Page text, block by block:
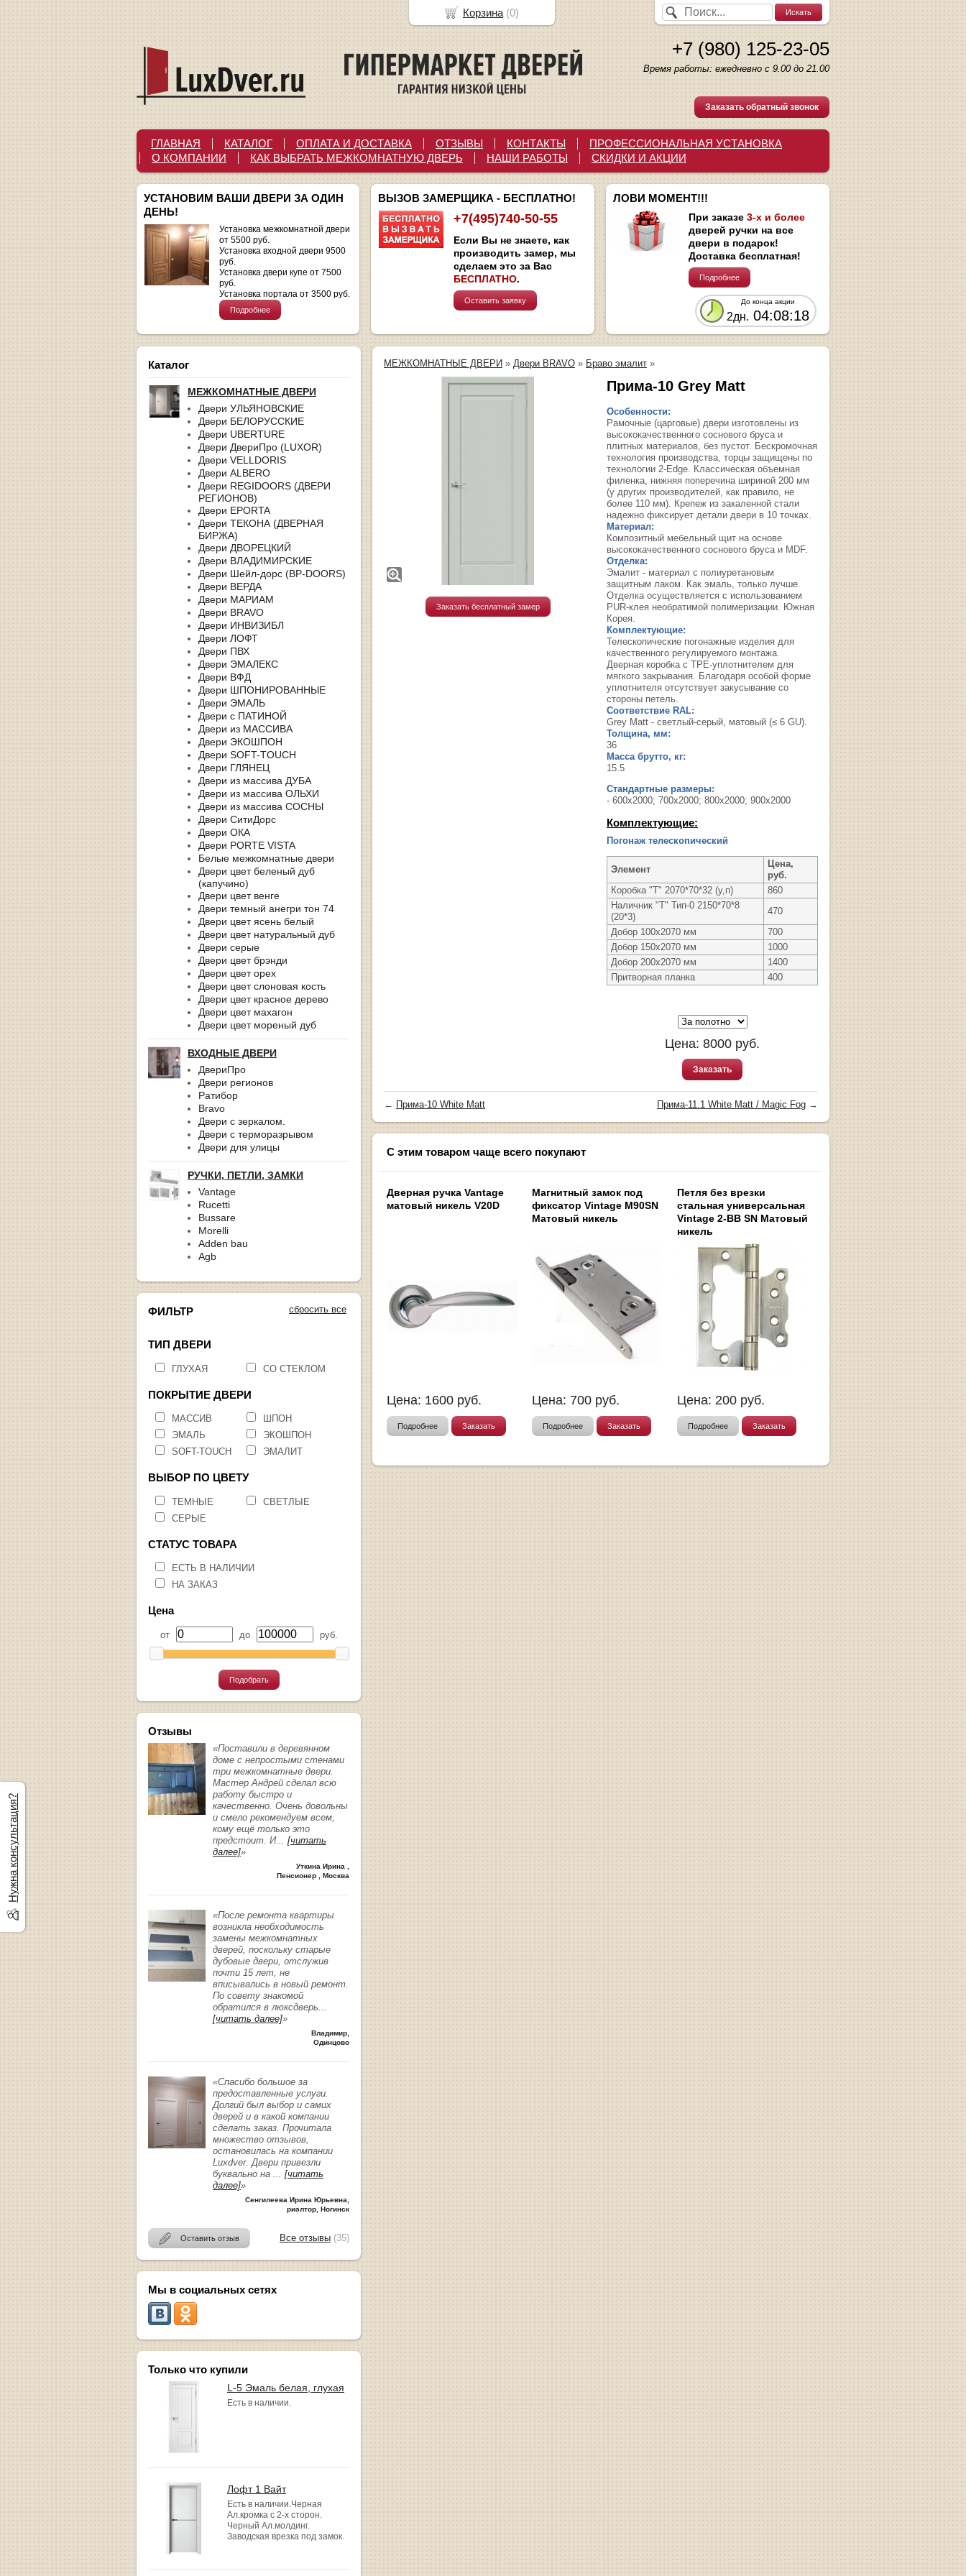
+7 (980) 125-23-05
Время работы: ежедневно с 9.00 до 21.00
Заказать обратный звонок
ГЛАВНАЯ КАТАЛОГ ОПЛАТА И ДОСТАВКА ОТЗЫВЫ КОНТАКТЫ
ПРОФЕССИОНАЛЬНАЯ УСТАНОВКА
О КОМПАНИИ
КАК ВЫБРАТЬ МЕЖКОМНАТНУЮ ДВЕРЬ НАШИ РАБОТЫ СКИДКИ И АКЦИИ
УСТАНОВИМ ВАШИ ДВЕРИ ЗА ОДИН
ДЕНЬ!
Установка межкомнатной двери
от 5500 руб.
Установка входной двери 9500
руб.
Установка двери купе от 7500
руб.
Установка портала от 3500 руб.
Подробнее
ВЫЗОВ ЗАМЕРЩИКА - БЕСПЛАТНО!
+7(495)740-50-55
Если Вы не знаете, как
производить замер, мы
сделаем это за Вас
БЕСПЛАТНО.
Оставить заявку
ЛОВИ МОМЕНТ!!!
При заказе 3-х и более
дверей ручки на все
двери в подарок!
Доставка бесплатная!
Подробнее
До конца акции
2дн. 04:08:17
Каталог
МЕЖКОМНАТНЫЕ ДВЕРИ
Двери УЛЬЯНОВСКИЕ
Двери БЕЛОРУССКИЕ
Двери UBERTURE
Двери ДвериПро (LUXOR)
Двери VELLDORIS
Двери ALBERO
Двери REGIDOORS (ДВЕРИ
РЕГИОНОВ)
Двери EPORTA
Двери ТЕКОНА (ДВЕРНАЯ
БИРЖА)
Двери ДВОРЕЦКИЙ
Двери ВЛАДИМИРСКИЕ
Двери Шейл-дорс (BP-DOORS)
Двери ВЕРДА
Двери МАРИАМ
Двери BRAVO
Двери ИНВИЗИБЛ
Двери ЛОФТ
Двери ПВХ
Двери ЭМАЛЕКС
Двери ВФД
Двери ШПОНИРОВАННЫЕ
Двери ЭМАЛЬ
Двери с ПАТИНОЙ
Двери из МАССИВА
Двери ЭКОШПОН
Двери SOFT-TOUCH
Двери ГЛЯНЕЦ
Двери из массива ДУБА
Двери из массива ОЛЬХИ
Двери из массива СОСНЫ
Двери СитиДорс
Двери ОКА
Двери PORTE VISTA
Белые межкомнатные двери
Двери цвет беленый дуб
(капучино)
Двери цвет венге
Двери темный анегри тон 74
Двери цвет ясень белый
Двери цвет натуральный дуб
Двери серые
Двери цвет брэнди
Двери цвет орех
Двери цвет слоновая кость
Двери цвет красное дерево
Двери цвет махагон
Двери цвет мореный дуб
ВХОДНЫЕ ДВЕРИ
ДвериПро
Двери регионов
Ратибор
Bravo
Двери с зеркалом.
Двери с терморазрывом
Двери для улицы
РУЧКИ, ПЕТЛИ, ЗАМКИ
Vantage
Rucetti
Bussare
Morelli
Adden bau
Agb
сбросить все
ФИЛЬТР
ТИП ДВЕРИ
ГЛУХАЯ СО СТЕКЛОМ
ПОКРЫТИЕ ДВЕРИ
МАССИВ
ШПОН
ЭМАЛЬ
ЭКОШПОН
SOFT-TOUCH
ЭМАЛИТ
ВЫБОР ПО ЦВЕТУ
ТЕМНЫЕ
СВЕТЛЫЕ
СЕРЫЕ
СТАТУС ТОВАРА
ЕСТЬ В НАЛИЧИИ
НА ЗАКАЗ
Цена
от до руб.
Подобрать
Отзывы
«Поставили в деревянном
доме с непростыми стенами
три межкомнатные двери.
Мастер Андрей сделал всю
работу быстро и
качественно. Очень довольны
и смело рекомендуем всем,
кому ещё только это
предстоит. И... [читать
далее]»
Уткина Ирина ,
Пенсионер , Москва
«После ремонта квартиры
возникла необходимость
замены межкомнатных
дверей, поскольку старые
дубовые двери, отслужив
почти 15 лет, не
вписывались в новый ремонт.
По совету знакомой
обратился в люксдверь...
[читать далее]»
Владимир,
Одинцово
«Спасибо большое за
предоставленные услуги.
Долгий был выбор и самих
дверей и в какой компании
сделать заказ. Прочитала
множество отзывов,
остановилась на компании
Luxdver. Двери привезли
буквально на ... [читать
далее]»
Сенгилеева Ирина Юрьевна,
риэлтор, Ногинск
Оставить отзыв Все отзывы (35)
Мы в социальных сетях
Только что купили
L-5 Эмаль белая, глухая
Есть в наличии.
Лофт 1 Вайт
Есть в наличии.Черная
Ал.кромка с 2-х сторон.
Черный Ал.молдинг.
Заводская врезка под замок.
МЕЖКОМНАТНЫЕ ДВЕРИ » Двери BRAVO » Браво эмалит »
Заказать бесплатный замер
Прима-10 Grey Matt
Особенности:
Рамочные (царговые) двери изготовлены из
высококачественного соснового бруса и
плитных материалов, без пустот. Бескромочная
технология производства, торцы защищены по
технологии 2-Edge. Классическая объемная
филенка, нижняя поперечина шириной 200 мм
(у других производителей, как правило, не
более 110 мм). Крепеж из закаленной стали
надежно фиксирует детали двери в 10 точках.
Материал:
Композитный мебельный щит на основе
высококачественного соснового бруса и MDF.
Отделка:
Эмалит - материал с полиуретановым
защитным лаком. Как эмаль, только лучше.
Отделка осуществляется с использованием
PUR-клея необратимой полимеризации. Южная
Корея.
Комплектующие:
Телескопические погонажные изделия для
качественного регулируемого монтажа.
Дверная коробка с TPE-уплотнителем для
мягкого закрывания. Благодаря особой форме
уплотнителя отсутствует закусывание со
стороны петель.
Соответствие RAL:
Grey Matt - светлый-серый, матовый (≤ 6 GU).
Толщина, мм:
36
Масса брутто, кг:
15.5
Стандартные размеры:
- 600х2000; 700х2000; 800х2000; 900х2000
Комплектующие:
Погонаж телескопический
Элемент
Цена,
руб.
Коробка "Т" 2070*70*32 (у,п)
860
Наличник "Т" Тип-0 2150*70*8
(20*3)
470
Добор 100х2070 мм
700
Добор 150х2070 мм
1000
Добор 200х2070 мм
1400
Притворная планка
400
Цена: 8000 руб.
Заказать
← Прима-10 White Matt Прима-11.1 White Matt / Magic Fog →
С этим товаром чаще всего покупают
Дверная ручка Vantage
матовый никель V20D
Цена: 1600 руб.
Подробнее Заказать
Магнитный замок под
фиксатор Vintage M90SN
Матовый никель
Цена: 700 руб.
Подробнее Заказать
Петля без врезки
стальная универсальная
Vintage 2-BB SN Матовый
никель
Цена: 200 руб.
Подробнее Заказать
Нужна консультация?
Корзина (0)